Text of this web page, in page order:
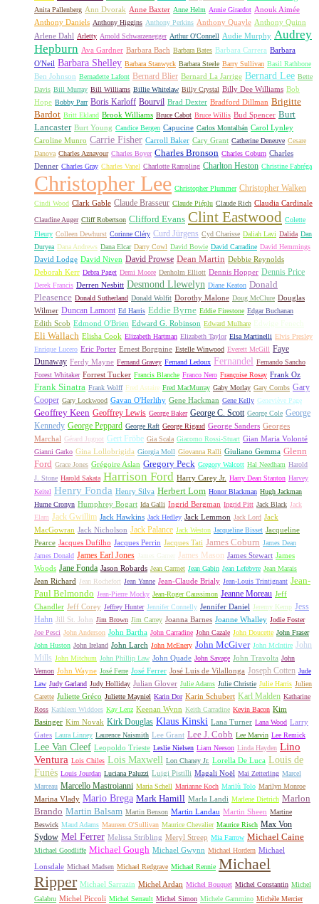
Anita Pallenberg Ann Dvorak Anne Baxter Anne Helm Annie Girardot Anouk Aimée
Anthony Daniels Anthony Higgins Anthony Perkins Anthony Quayle Anthony Quinn
Arlene Dahl Arletty Arnold Schwarzenegger Arthur O'Connell Audie Murphy Audrey
Hepburn Ava Gardner Barbara Bach Barbara Bates Barbara Carrera Barbara
O'Neil Barbara Shelley Barbara Stanwyck Barbara Steele Barry Sullivan Basil Rathbone
Ben Johnson Bernadette Lafont Bernard Blier Bernard La Jarrige Bernard Lee Bette
Davis Bill Murray Bill Williams Billie Whitelaw Billy Crystal Billy Dee Williams Bob
Hope Bobby Parr Boris Karloff Bourvil Brad Dexter Bradford Dillman Brigitte
Bardot Britt Ekland Brook Williams Bruce Cabot Bruce Willis Bud Spencer Burt
Lancaster Burt Young Candice Bergen Capucine Carlos Montalbán Carol Lynley
Caroline Munro Carrie Fisher Carroll Baker Cary Grant Catherine Deneuve Cesare
Danova Charles Aznavour Charles Boyer Charles Bronson Charles Coburn Charles
Denner Charles Gray Charles Vanel Charlotte Rampling Charlton Heston Christine Fabréga
Christopher Lee Christopher Plummer Christopher Walken
Cindi Wood Clark Gable Claude Brasseur Claude Piéplu Claude Rich Claudia Cardinale
Claudine Auger Cliff Robertson Clifford Evans Clint Eastwood Colette
Fleury Colleen Dewhurst Corinne Cléry Curd Jürgens Cyd Charisse Daliah Lavi Dalida Dan
Duryea Dana Andrews Dana Elcar Darry Cowl David Bowie David Carradine David Hemmings
David Lodge David Niven David Prowse Dean Martin Debbie Reynolds
Deborah Kerr Debra Paget Demi Moore Denholm Elliott Dennis Hopper Dennis Price
Derek Francis Derren Nesbitt Desmond Llewelyn Diane Keaton Donald
Pleasence Donald Sutherland Donald Wolfit Dorothy Malone Doug McClure Douglas
Wilmer Duncan Lamont Ed Harris Eddie Byrne Eddie Firestone Edgar Buchanan
Edith Scob Edmond O'Brien Edward G. Robinson Edward Mulhare Edwige Fenech
Eli Wallach Elisha Cook Elizabeth Hartman Elizabeth Taylor Elsa Martinelli Elvis Presley
Enrique Lucero Eric Porter Ernest Borgnine Estelle Winwood Everett McGill Faye
Dunaway Ferdy Mayne Fernand Gravey Fernand Ledoux Fernandel Fernando Sancho
Forest Whitaker Forrest Tucker Francis Blanche Franco Nero Françoise Rosay Frank Oz
Frank Sinatra Frank Wolff Fred Astaire Fred MacMurray Gaby Morlay Gary Combs Gary
Cooper Gary Lockwood Gavan O'Herlihy Gene Hackman Gene Kelly Geneviève Page
Geoffrey Keen Geoffrey Lewis George Baker George C. Scott George Cole George
Kennedy George Peppard George Raft George Rigaud George Sanders Georges
Marchal Gérard Jugnot Gert Fröbe Gia Scala Giacomo Rossi-Stuart Gian Maria Volonté
Gianni Garko Gina Lollobrigida Giorgia Moll Giovanna Ralli Giuliano Gemma Glenn
Ford Grace Jones Grégoire Aslan Gregory Peck Gregory Walcott Hal Needham Harold
J. Stone Harold Sakata Harrison Ford Harry Carey Jr. Harry Dean Stanton Harvey
Keitel Henry Fonda Henry Silva Herbert Lom Honor Blackman Hugh Jackman
Hume Cronyn Humphrey Bogart Ida Galli Ingrid Bergman Ingrid Pitt Jack Black Jack
Elam Jack Gwillim Jack Hawkins Jack Hedley Jack Lemmon Jack Lord Jack
MacGowran Jack Nicholson Jack Palance Jack Weston Jacqueline Bisset Jacqueline
Pearce Jacques Dufilho Jacques Perrin Jacques Tati James Coburn James Dean
James Donald James Earl Jones James Garner James Mason James Stewart James
Woods Jane Fonda Jason Robards Jean Carmet Jean Gabin Jean Lefebvre Jean Marais
Jean Richard Jean Rochefort Jean Yanne Jean-Claude Brialy Jean-Louis Trintignant Jean-
Paul Belmondo Jean-Pierre Mocky Jean-Roger Caussimon Jeanne Moreau Jeff
Chandler Jeff Corey Jeffrey Hunter Jennifer Connelly Jennifer Daniel Jeremy Kemp Jess
Hahn Jill St. John Jim Brown Jim Carrey Joanna Barnes Joanne Whalley Jodie Foster
Joe Pesci John Anderson John Bartha John Carradine John Cazale John Doucette John Fraser
John Huston John Ireland John Larch John McEnery John McGiver John McIntire John
Mills John Mitchum John Phillip Law John Quade John Savage John Travolta John
Vernon John Wayne José Ferre José Ferrer José Luis de Vilallonga Joseph Cotten Jude
Law Judy Garland Judy Holliday Julian Glover Julie Adams Julie Christie Julie Harris Julien
Carette Juliette Gréco Juliette Mayniel Karin Dor Karin Schubert Karl Malden Katharine
Ross Kathleen Widdoes Kay Lenz Keenan Wynn Keith Carradine Kevin Bacon Kim
Basinger Kim Novak Kirk Douglas Klaus Kinski Lana Turner Lana Wood Larry
Gates Laura Linney Laurence Naismith Lee Grant Lee J. Cobb Lee Marvin Lee Remick
Lee Van Cleef Leopoldo Trieste Leslie Nielsen Liam Neeson Linda Hayden Lino
Ventura Lois Chiles Lois Maxwell Lon Chaney Jr. Lorella De Luca Louis de
Funès Louis Jourdan Luciana Paluzzi Luigi Pistilli Magali Noël Mai Zetterling Marcel
Marceau Marcello Mastroianni Maria Schell Marianne Koch Marilù Tolo Marilyn Monroe
Marina Vlady Mario Brega Mark Hamill Marla Landi Marlene Dietrich Marlon
Brando Martin Balsam Martin Benson Martin Landau Martin Sheen Martine
Beswick Maud Adams Maureen O'Sullivan Maurice Chevalier Maurice Risch Max Von
Sydow Mel Ferrer Melissa Stribling Meryl Streep Mia Farrow Michael Caine
Michael Goodliffe Michael Gough Michael Gwynn Michael Hordern Michael
Lonsdale Michael Madsen Michael Redgrave Michael Rennie Michael
Ripper Michael Sarrazin Michel Ardan Michel Bouquet Michel Constantin Michel
Galabru Michel Piccoli Michel Serrault Michel Simon Michele Gammino Michèle Mercier